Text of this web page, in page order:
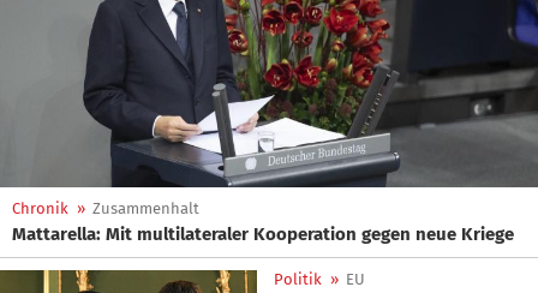
Chronik » Zusammenhalt
Mattarella: Mit multilateraler Kooperation gegen neue Kriege
Politik » EU